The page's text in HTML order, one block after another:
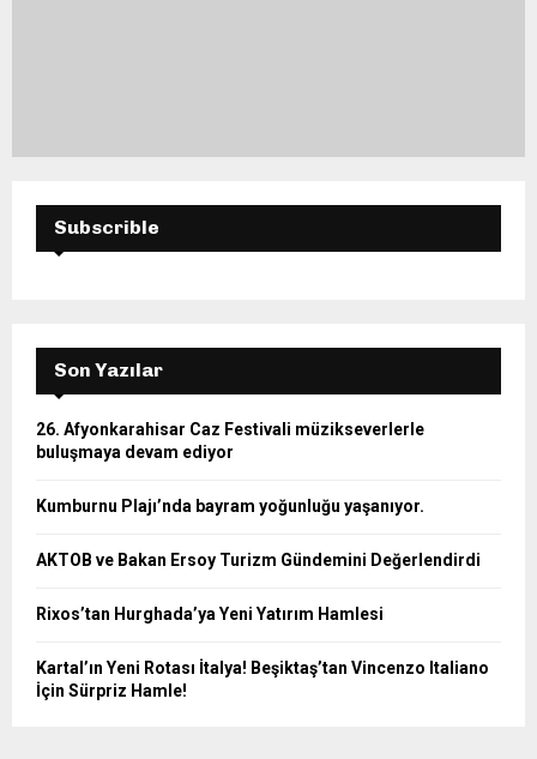
Subscrible
Son Yazılar
26. Afyonkarahisar Caz Festivali müzikseverlerle
buluşmaya devam ediyor
Kumburnu Plajı’nda bayram yoğunluğu yaşanıyor.
AKTOB ve Bakan Ersoy Turizm Gündemini Değerlendirdi
Rixos’tan Hurghada’ya Yeni Yatırım Hamlesi
Kartal’ın Yeni Rotası İtalya! Beşiktaş’tan Vincenzo Italiano
İçin Sürpriz Hamle!